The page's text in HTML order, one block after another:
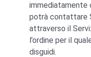
immediatamente
potrà contattare
attraverso il
l’ordine per il
disguidi.